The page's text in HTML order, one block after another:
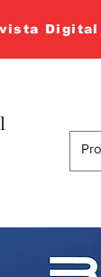
Digital